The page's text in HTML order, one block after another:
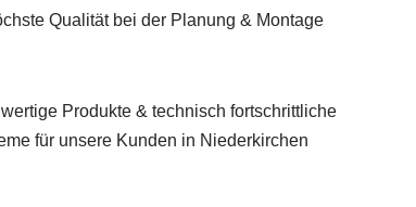
Qualität bei der Planung & Montage
Produkte & technisch fortschrittliche
für unsere Kunden in Niederkirchen